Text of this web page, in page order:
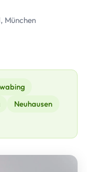
München
Neuhausen